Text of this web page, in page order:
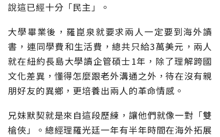
說這已經十分「民主」。
大學畢業後，羅崑泉就要求兩人一定要到海外讀
書，連同學費和生活費，總共只給3萬美元，兩人
就在紐約長島大學讀企管碩士1年，除了理解跨國
文化差異，懂得怎麼跟老外溝通之外，待在沒有親
朋好友的異鄉，更培養出兩人的革命情感。
兄妹默契就是來自這段歷練，讓他們就像一對「雙
槍俠」。總經理羅光廷一年有半年時間在海外拓展